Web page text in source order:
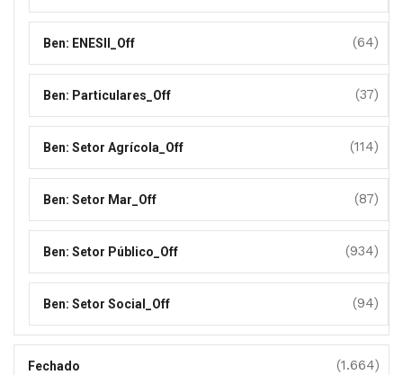
Ben: ENESII_Off (64)
Ben: Particulares_Off (37)
Ben: Setor Agrícola_Off (114)
Ben: Setor Mar_Off (87)
Ben: Setor Público_Off (934)
Ben: Setor Social_Off (94)
Fechado (1.664)